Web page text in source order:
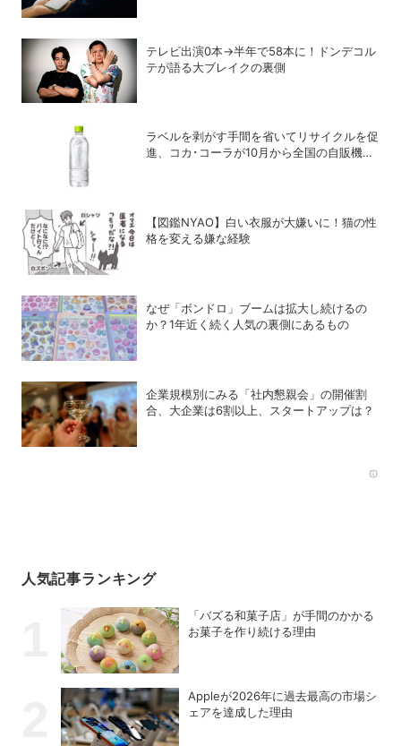
テレビ出演0本→半年で58本に！ドンデコル
テが語る大ブレイクの裏側
ラベルを剥がす手間を省いてリサイクルを促
進、コカ･コーラが10月から全国の自販機で
【図鑑NYAO】白い衣服が大嫌いに！猫の性
格を変える嫌な経験
なぜ「ボンドロ」ブームは拡大し続けるの
か？1年近く続く人気の裏側にあるもの
企業規模別にみる「社内懇親会」の開催割
合、大企業は6割以上、スタートアップは？
人気記事ランキング
「バズる和菓子店」が手間のかかる
お菓子を作り続ける理由
Appleが2026年に過去最⾼の市場シ
ェアを達成した理由